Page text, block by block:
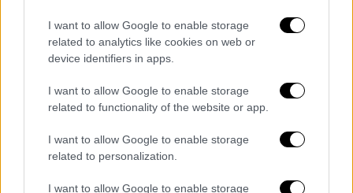
I want to allow Google to enable storage
related to analytics like cookies on web or
device identifiers in apps.
I want to allow Google to enable storage
related to functionality of the website or app.
I want to allow Google to enable storage
related to personalization.
I want to allow Google to enable storage
Ο 53χρονος Γκουαρδιόλα, ο κατά πολλούς
κορυφαίος προπονητής στον κόσμο και
σίγουρα ένας απ' τους πιο επιδραστικούς
κόουτς στην ιστορία του παγκόσμιου
ποδοσφαίρου, μετράει 18 τρόπαια με τη Σίτι
άλλων, έξι φορές την Premier League (οι
τέσσερις σερί), μία το Champions League
(2023( κάνοντας παράλληλα ένα ιστορικό